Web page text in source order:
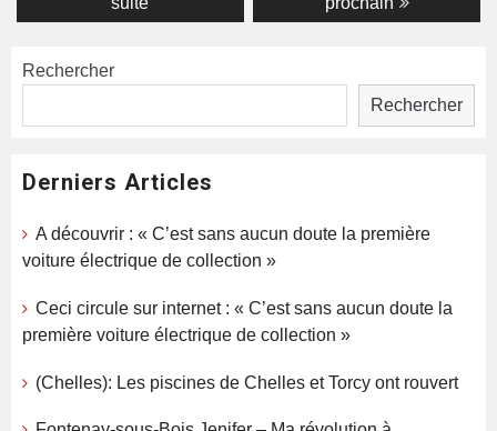
Rechercher
Rechercher
Derniers Articles
A découvrir : « C’est sans aucun doute la première
voiture électrique de collection »
Ceci circule sur internet : « C’est sans aucun doute la
première voiture électrique de collection »
(Chelles): Les piscines de Chelles et Torcy ont rouvert